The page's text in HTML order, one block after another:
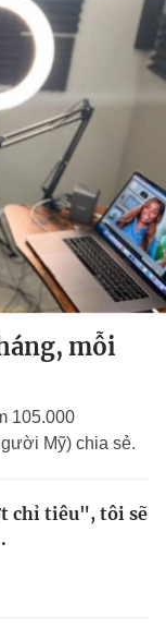
mỗi
105.000
Mỹ) chia sẻ.
chỉ tiêu", tôi sẽ